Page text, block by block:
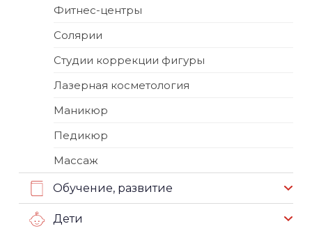
Фитнес-центры
Солярии
Студии коррекции фигуры
Лазерная косметология
Маникюр
Педикюр
Массаж
Обучение, развитие
Дети